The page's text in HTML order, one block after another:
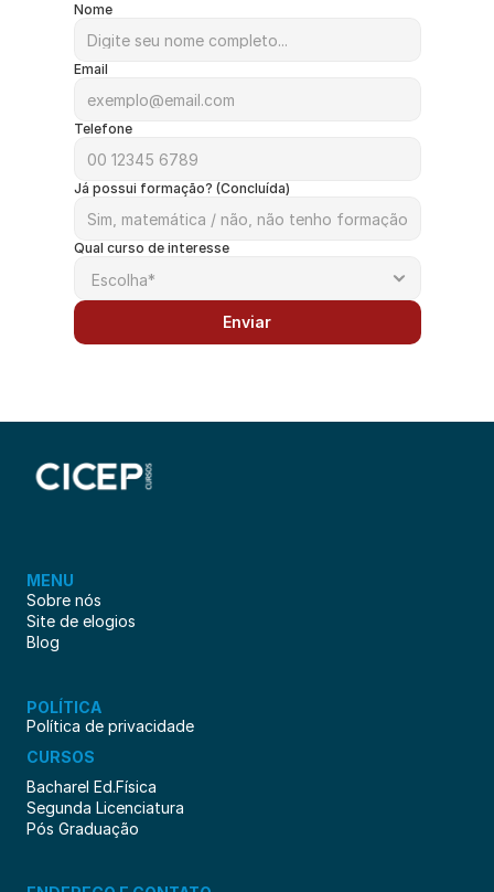
Nome
Email
Telefone
Já possui formação? (Concluída)
Qual curso de interesse
Enviar
MENU
Sobre nós
Site de elogios
Blog
POLÍTICA
Política de privacidade
CURSOS
Bacharel Ed.Física
Segunda Licenciatura
Pós Graduação